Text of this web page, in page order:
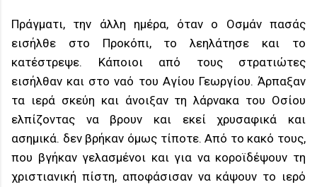
Πράγματι, την άλλη ημέρα, όταν ο Οσμάν πασάς
εισήλθε στο Προκόπι, το λεηλάτησε και το
κατέστρεψε. Κάποιοι από τους στρατιώτες
εισήλθαν και στο ναό του Αγίου Γεωργίου. Άρπαξαν
τα ιερά σκεύη και άνοιξαν τη λάρνακα του Οσίου
ελπίζοντας να βρουν και εκεί χρυσαφικά και
ασημικά. δεν βρήκαν όμως τίποτε. Από το κακό τους,
που βγήκαν γελασμένοι και για να κοροϊδέψουν τη
χριστιανική πίστη, αποφάσισαν να κάψουν το ιερό